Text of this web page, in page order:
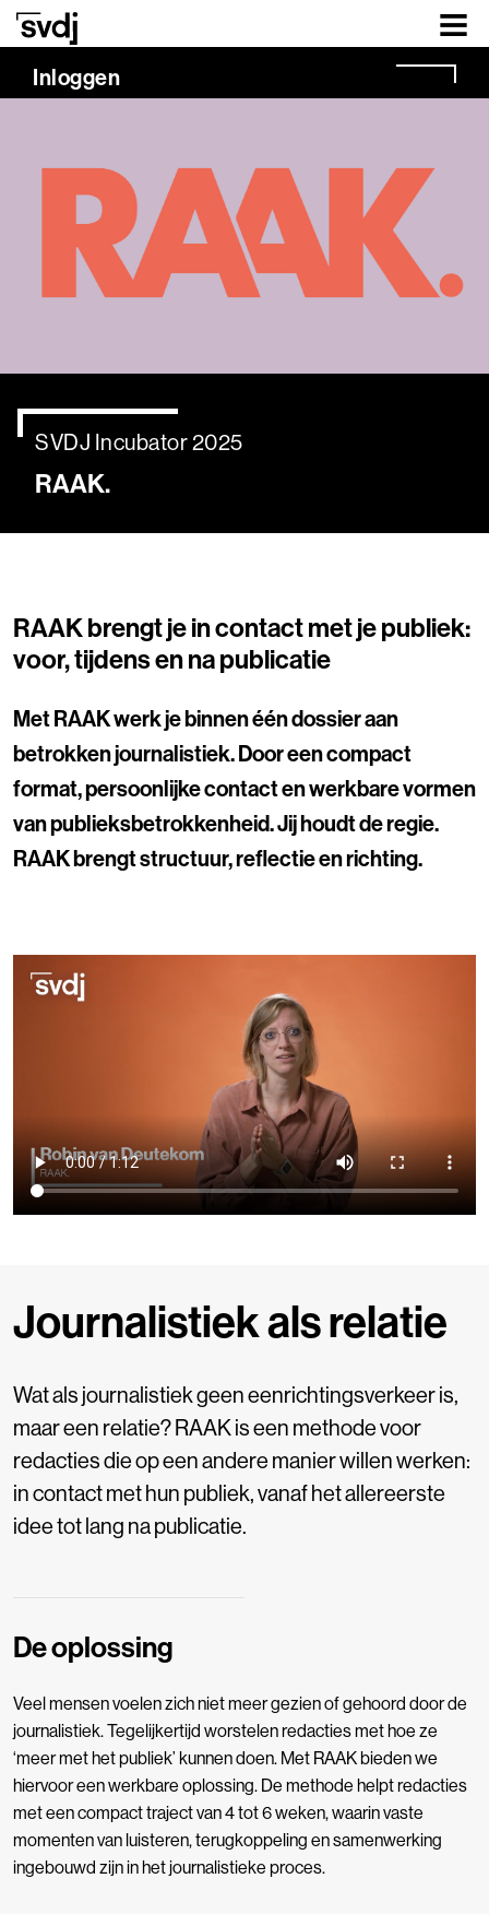
Naar hoofdinhoud
Inloggen
RAAK.
SVDJ Incubator 2025
RAAK brengt je in contact met je publiek:
voor, tijdens en na publicatie
Met RAAK werk je binnen één dossier aan
betrokken journalistiek. Door een compact
format, persoonlijke contact en werkbare vormen
van publieksbetrokkenheid. Jij houdt de regie.
RAAK brengt structuur, reflectie en richting.
Journalistiek als relatie
Wat als journalistiek geen eenrichtingsverkeer is,
maar een relatie? RAAK is een methode voor
redacties die op een andere manier willen werken:
in contact met hun publiek, vanaf het allereerste
idee tot lang na publicatie.
De oplossing
Veel mensen voelen zich niet meer gezien of gehoord door de
journalistiek. Tegelijkertijd worstelen redacties met hoe ze
‘meer met het publiek’ kunnen doen. Met RAAK bieden we
hiervoor een werkbare oplossing. De methode helpt redacties
met een compact traject van 4 tot 6 weken, waarin vaste
momenten van luisteren, terugkoppeling en samenwerking
ingebouwd zijn in het journalistieke proces.